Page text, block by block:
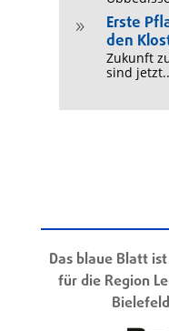
9
Erste
den
Zukunft
sind
Das blaue Blatt
für die Region